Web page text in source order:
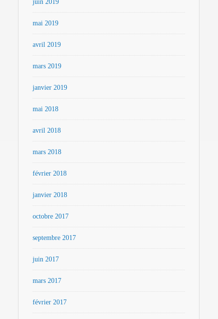
juin 2019
mai 2019
avril 2019
mars 2019
janvier 2019
mai 2018
avril 2018
mars 2018
février 2018
janvier 2018
octobre 2017
septembre 2017
juin 2017
mars 2017
février 2017